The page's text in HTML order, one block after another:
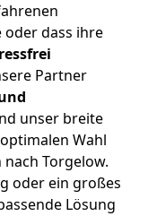
dass ihre
Partner
unser breite
Wahl
Torgelow.
oder ein großes
Lösung